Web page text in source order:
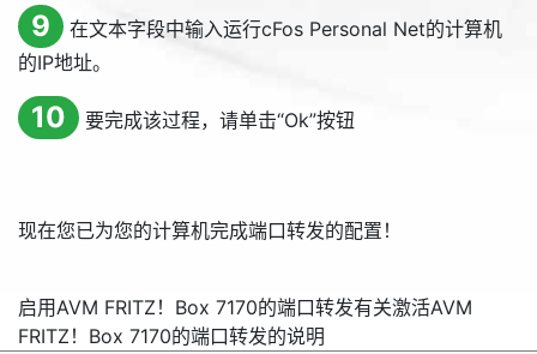
9
在文本字段中输入运行cFos Personal Net的计算机
的IP地址。
10 要完成该过程，请单击“Ok”按钮
现在您已为您的计算机完成端口转发的配置！
启用AVM FRITZ！Box 7170的端口转发有关激活AVM
FRITZ！Box 7170的端口转发的说明